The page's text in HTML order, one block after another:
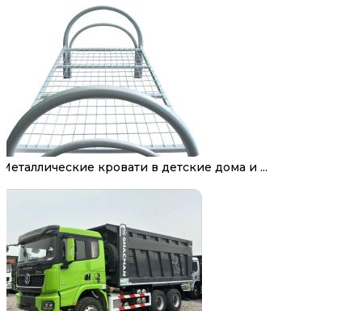
Металлические кровати в детские дома и ...